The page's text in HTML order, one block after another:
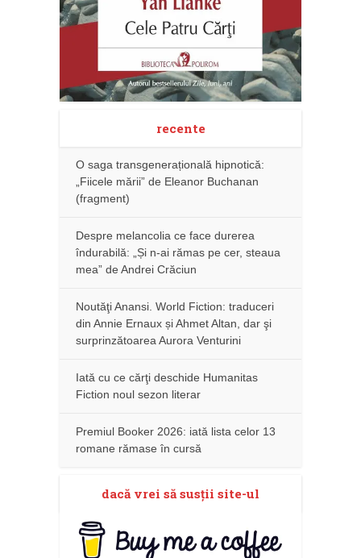
recente
O saga transgenerațională hipnotică:
„Fiicele mării” de Eleanor Buchanan
(fragment)
Despre melancolia ce face durerea
îndurabilă: „Și n-ai rămas pe cer, steaua
mea” de Andrei Crăciun
Noutăţi Anansi. World Fiction: traduceri
din Annie Ernaux și Ahmet Altan, dar şi
surprinzătoarea Aurora Venturini
Iată cu ce cărţi deschide Humanitas
Fiction noul sezon literar
Premiul Booker 2026: iată lista celor 13
romane rămase în cursă
dacă vrei să susţii site-ul